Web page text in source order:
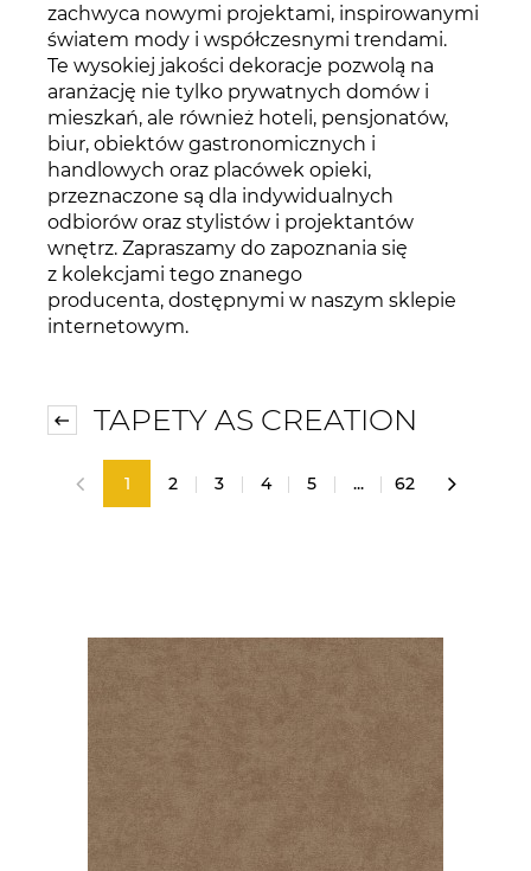
zachwyca nowymi projektami, inspirowanymi
światem mody i współczesnymi trendami.
Te wysokiej jakości dekoracje pozwolą na
aranżację nie tylko prywatnych domów i
mieszkań, ale również hoteli, pensjonatów,
biur, obiektów gastronomicznych i
handlowych oraz placówek opieki,
przeznaczone są dla indywidualnych
odbiorów oraz stylistów i projektantów
wnętrz. Zapraszamy do zapoznania się
z kolekcjami tego znanego
producenta, dostępnymi w naszym sklepie
internetowym.
TAPETY AS CREATION
1 2 3 4 5 ... 62